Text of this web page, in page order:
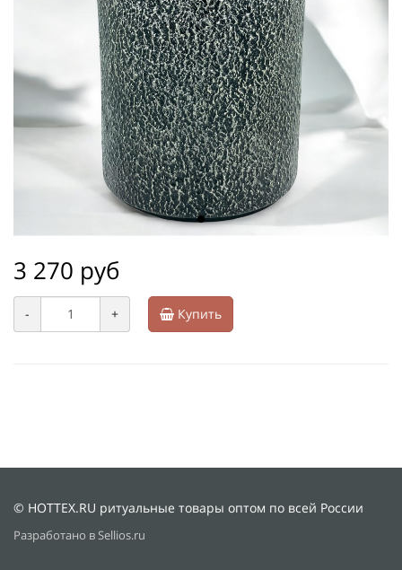
3 270 руб
- + Купить
© HOTTEX.RU ритуальные товары оптом по всей России
Разработано в Sellios.ru